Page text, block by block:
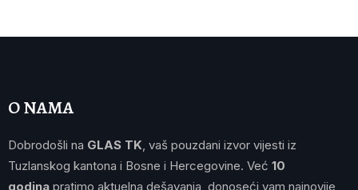
O NAMA
Dobrodošli na GLAS TK , vaš pouzdani izvor vijesti iz
Tuzlanskog kantona i Bosne i Hercegovine. Već 10
godina pratimo aktuelna dešavanja, donoseći vam najnovije